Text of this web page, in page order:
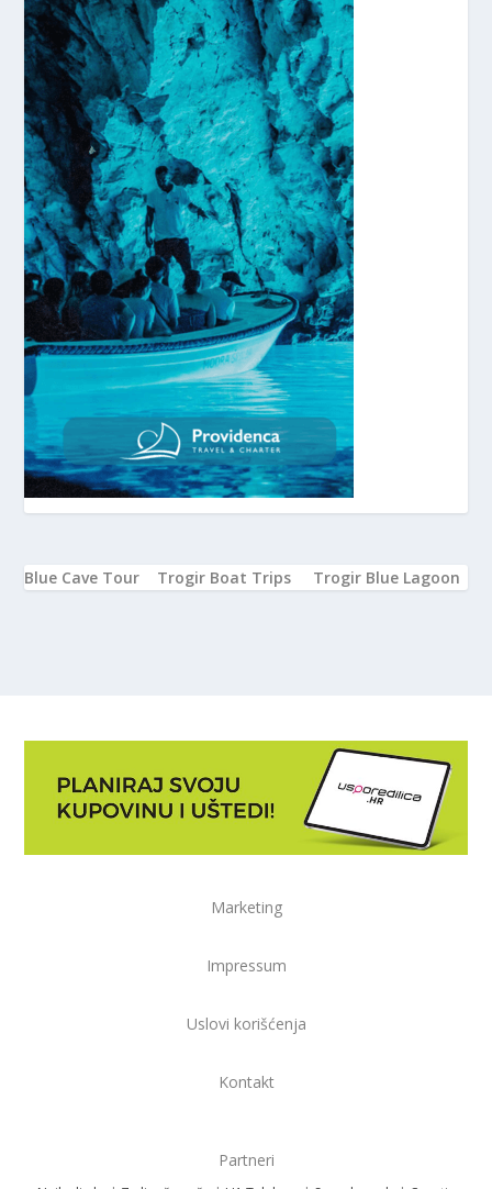
Blue Cave Tour Trogir Boat Trips Trogir Blue Lagoon
Marketing
Impressum
Uslovi korišćenja
Kontakt
Partneri